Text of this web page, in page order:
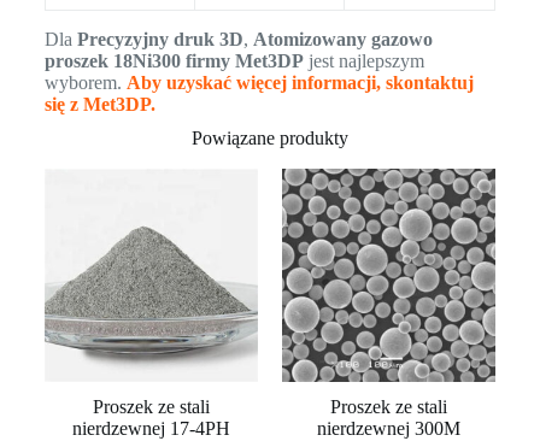
Dla Precyzyjny druk 3D, Atomizowany gazowo
proszek 18Ni300 firmy Met3DPjest najlepszym
wyborem. Aby uzyskać więcej informacji, skontaktuj
się z Met3DP.
Powiązane produkty
Proszek ze stali
nierdzewnej 17-4PH
Proszek ze stali
nierdzewnej 300M